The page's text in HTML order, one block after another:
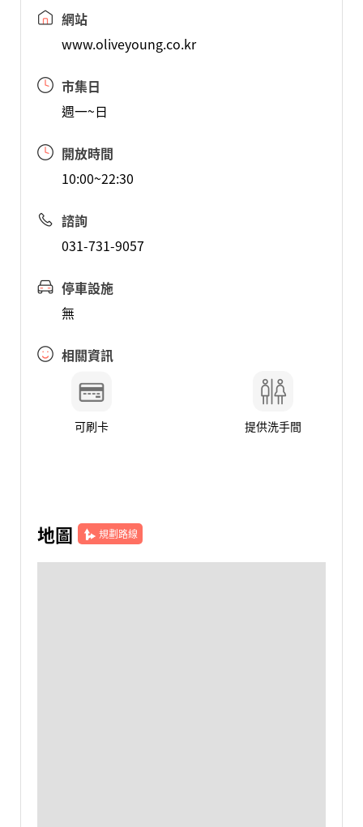
網站
www.oliveyoung.co.kr
市集日
週一~日
開放時間
10:00~22:30
諮詢
031-731-9057
停車設施
無
相關資訊
可刷卡 提供洗手間
地圖 規劃路線